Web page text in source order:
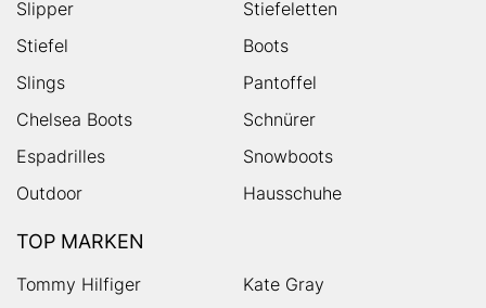
Slipper
Stiefeletten
Stiefel
Boots
Slings
Pantoffel
Chelsea Boots
Schnürer
Espadrilles
Snowboots
Outdoor
Hausschuhe
TOP MARKEN
Tommy Hilfiger
Kate Gray